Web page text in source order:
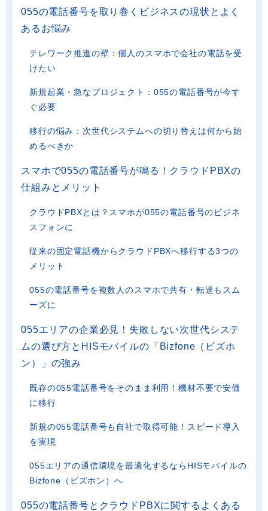
055の電話番号を取り巻くビジネスの現状とよく
あるお悩み
テレワーク推進の壁：個人のスマホで会社の電話を受
けたい
新規起業・急なプロジェクト：055の電話番号が今す
ぐ必要
移行の悩み：次世代システムへの切り替えは何から始
めるべきか
スマホで055の電話番号が鳴る！クラウドPBXの
仕組みとメリット
クラウドPBXとは？スマホが055の電話番号のビジネ
スフォンに
従来の固定電話機からクラウドPBXへ移行する3つの
メリット
055の電話番号を複数人のスマホで共有・転送もスム
ーズに
055エリアの企業必見！失敗しない次世代システ
ムの選び方とHISモバイルの「Bizfone（ビズホ
ン）」の強み
既存の055電話番号をそのまま利用！機材不要で安価
に移行
新規の055電話番号も自社で取得可能！スピード導入
を実現
055エリアの通信環境を最適化するならHISモバイルの
Bizfone（ビズホン）へ
055の電話番号とクラウドPBXに関するよくある